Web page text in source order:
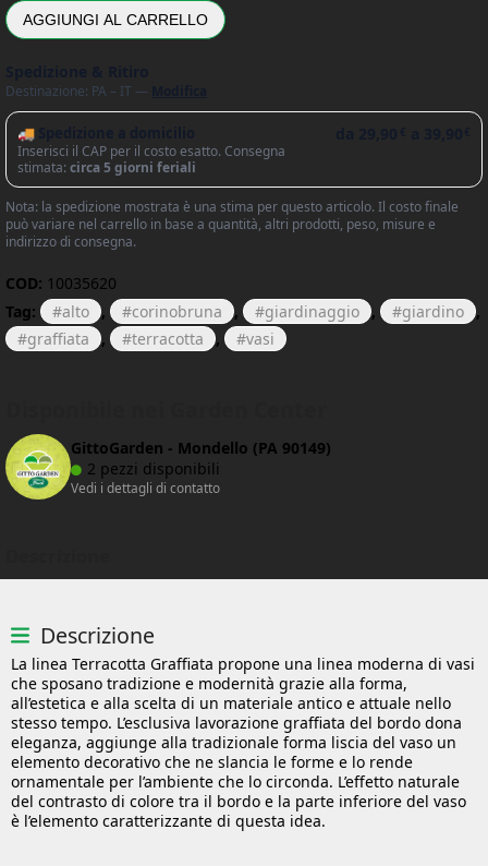
AGGIUNGI AL CARRELLO
Destinazione: PA – IT —
🚚 Spedizione a domicilio
Inserisci il CAP per il costo esatto. Consegna
stimata: circa 5 giorni feriali
Nota: la spedizione mostrata è una stima per questo articolo. Il costo finale
può variare nel carrello in base a quantità, altri prodotti, peso, misure e
indirizzo di consegna.
COD: 10035620
Tag:
alto , corinobruna , giardinaggio , giardino
,
graffiata
, terracotta , vasi
GittoGarden - Mondello (PA 90149)
2 pezzi disponibili
Vedi i dettagli di contatto
Descrizione
La linea Terracotta Graffiata propone una linea moderna di vasi
che sposano tradizione e modernità grazie alla forma,
all’estetica e alla scelta di un materiale antico e attuale nello
stesso tempo. L’esclusiva lavorazione graffiata del bordo dona
eleganza, aggiunge alla tradizionale forma liscia del vaso un
elemento decorativo che ne slancia le forme e lo rende
ornamentale per l’ambiente che lo circonda. L’effetto naturale
del contrasto di colore tra il bordo e la parte inferiore del vaso
è l’elemento caratterizzante di questa idea.